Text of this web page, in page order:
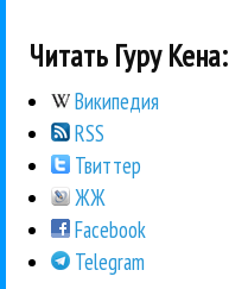
Читать Гуру Кена:
Википедия
RSS
Твиттер
ЖЖ
Facebook
Telegram